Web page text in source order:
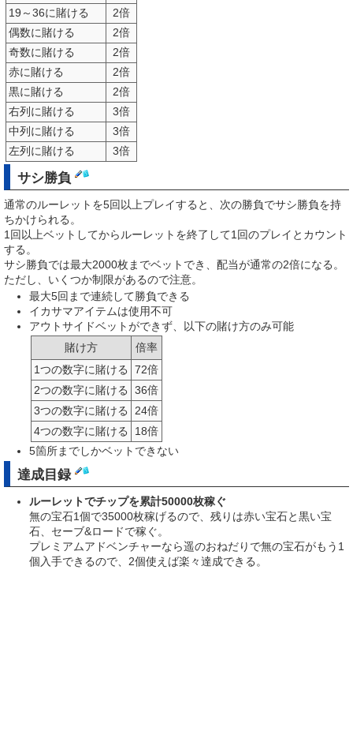
19～36に賭ける
2倍
偶数に賭ける
2倍
奇数に賭ける
2倍
赤に賭ける
2倍
黒に賭ける
2倍
右列に賭ける
3倍
中列に賭ける
3倍
左列に賭ける
3倍
サシ勝負
通常のルーレットを5回以上プレイすると、次の勝負でサシ勝負を持
ちかけられる。
1回以上ベットしてからルーレットを終了して1回のプレイとカウント
する。
サシ勝負では最大2000枚までベットでき、配当が通常の2倍になる。
ただし、いくつか制限があるので注意。
最大5回まで連続して勝負できる
イカサマアイテムは使用不可
アウトサイドベットができず、以下の賭け方のみ可能
賭け方
倍率
1つの数字に賭ける
72倍
2つの数字に賭ける
36倍
3つの数字に賭ける
24倍
4つの数字に賭ける
18倍
5箇所までしかベットできない
達成目録
ルーレットでチップを累計50000枚稼ぐ
無の宝石1個で35000枚稼げるので、残りは赤い宝石と黒い宝
石、セーブ&ロードで稼ぐ。
プレミアムアドベンチャーなら遥のおねだりで無の宝石がもう1
個入手できるので、2個使えば楽々達成できる。